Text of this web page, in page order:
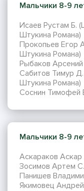
Мальчики 8-9
Исаев Рустам Б.
Штукина Романа)
Прокопьев Егор
Штукина Романа)
Рыбаков
Сабитов Тимур
Штукина Романа)
Соснин Тимофей
Мальчики 8-9
Аскараков
Зосимов Артем
Панишев
Якимовец